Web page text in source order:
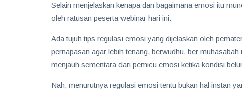
Selain menjelaskan kenapa dan bagaimana emosi itu
oleh ratusan peserta webinar hari ini.
Ada tujuh tips regulasi emosi yang dijelaskan oleh
pernapasan agar lebih tenang, berwudhu, ber
menjauh sementara dari pemicu emosi ketika kondisi
Nah, menurutnya regulasi emosi tentu bukan hal instan